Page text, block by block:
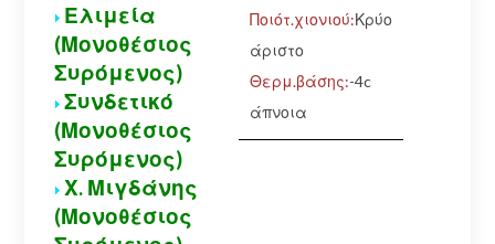
Ελιμεία
(Μονοθέσιος
Συρόμενος)
Συνδετικό
(Μονοθέσιος
Συρόμενος)
Χ. Μιγδάνης
(Μονοθέσιος
Ποιότ.χιονιού:Κρύο
άριστο
Θερμ.βάσης:-4c
άπνοια